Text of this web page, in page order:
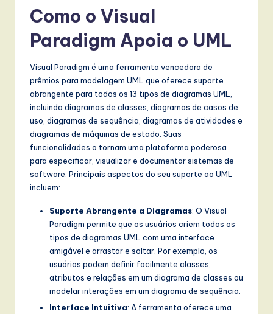
Como o Visual
Paradigm Apoia o UML
Visual Paradigm é uma ferramenta vencedora de
prêmios para modelagem UML que oferece suporte
abrangente para todos os 13 tipos de diagramas UML,
incluindo diagramas de classes, diagramas de casos de
uso, diagramas de sequência, diagramas de atividades e
diagramas de máquinas de estado. Suas
funcionalidades o tornam uma plataforma poderosa
para especificar, visualizar e documentar sistemas de
software. Principais aspectos do seu suporte ao UML
incluem:
Suporte Abrangente a Diagramas: O Visual
Paradigm permite que os usuários criem todos os
tipos de diagramas UML com uma interface
amigável e arrastar e soltar. Por exemplo, os
usuários podem definir facilmente classes,
atributos e relações em um diagrama de classes ou
modelar interações em um diagrama de sequência.
Interface Intuitiva: A ferramenta oferece uma